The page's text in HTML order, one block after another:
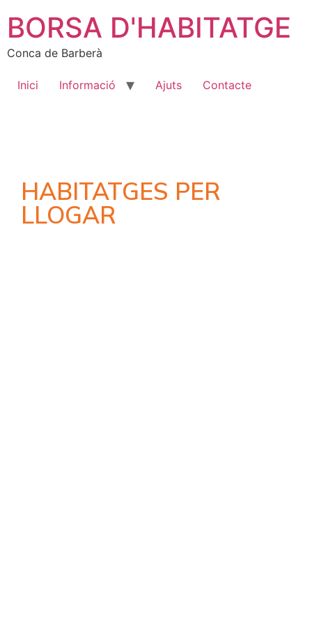
BORSA D'HABITATGE
Conca de Barberà
Inici Informació Ajuts Contacte
HABITATGES PER
LLOGAR